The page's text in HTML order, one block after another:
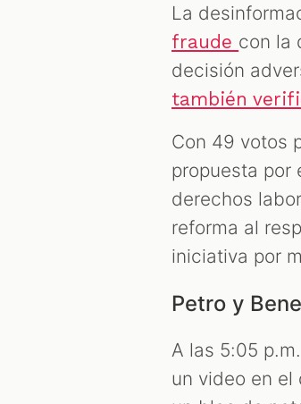
La
fraude con la
decisión
también
Con 49 votos
propuesta por
derechos
reforma al
iniciativa por
Petro y
A las 5:05
un video en el